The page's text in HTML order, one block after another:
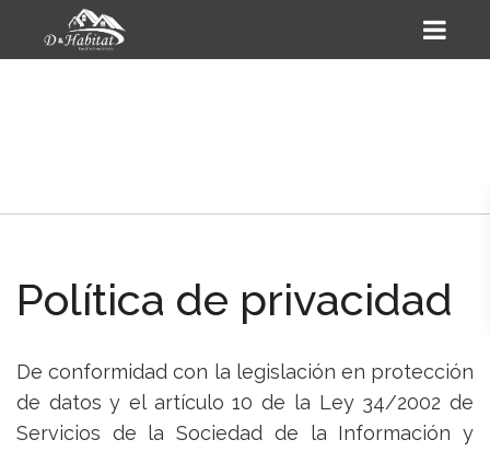
Política de privacidad
De conformidad con la legislación en protección
de datos y el artículo 10 de la Ley 34/2002 de
Servicios de la Sociedad de la Información y